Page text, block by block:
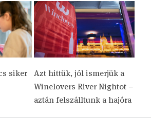
siker
Azt hittük, jól ismerjük a
Winelovers River Nightot –
aztán felszálltunk a hajóra